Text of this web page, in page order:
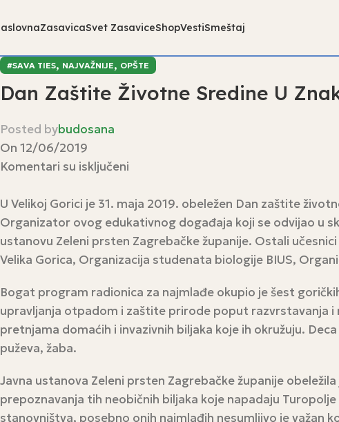
ZasavicaSvet ZasaviceShopVestiSmeštaj
#SAVA TIES, NAJVAŽNIJE, OPŠTE
Dan Zaštite Životne Sredine U
Posted bybudosana
On 12/06/2019
Komentari su isključeni
U Velikoj Gorici je 31. maja 2019. obeležen Dan zaštite
Organizator ovog edukativnog događaja koji se odvijao u
ustanovu Zeleni prsten Zagrebačke županije. Ostali
Velika Gorica, Organizacija studenata biologije BIUS,
Bogat program radionica za najmlađe okupio je šest
upravljanja otpadom i zaštite prirode poput razvrstavanja i
pretnjama domaćih i invazivnih biljaka koje ih okružuju.
puževa, žaba.
Javna ustanova Zeleni prsten Zagrebačke županije
prepoznavanja tih neobičnih biljaka koje napadaju
stanovništva, posebno onih najmlađih nesumljivo je važan